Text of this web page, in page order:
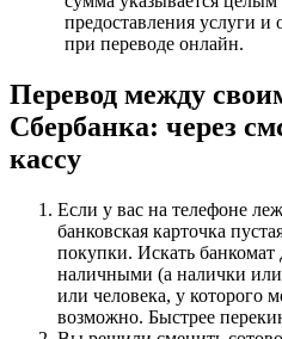
предоставления услуги и
при переводе онлайн.
Перевод между
Сбербанка: через
кассу
Если у вас на телефоне
банковская карточка
покупки. Искать
наличными (а налички
или человека, у которого
возможно. Быстрее